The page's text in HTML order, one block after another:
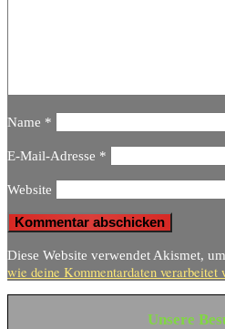
Name *
E-Mail-Adresse *
Website
Diese Website verwendet Akismet,
wie deine Kommentardaten verarbeitet
Unsere